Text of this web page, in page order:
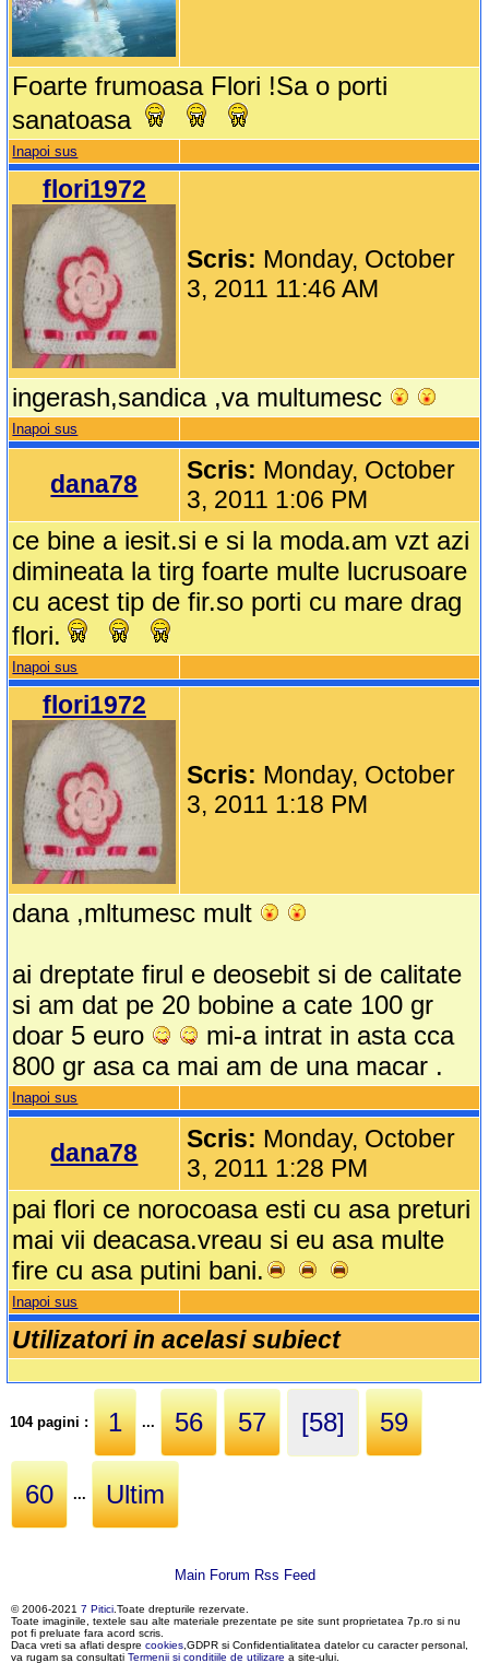
Foarte frumoasa Flori !Sa o porti
sanatoasa
Inapoi sus
flori1972
Scris: Monday, October
3, 2011 11:46 AM
ingerash,sandica ,va multumesc
Inapoi sus
dana78 Scris: Monday, October
3, 2011 1:06 PM
ce bine a iesit.si e si la moda.am vzt azi
dimineata la tirg foarte multe lucrusoare
cu acest tip de fir.so porti cu mare drag
flori.
Inapoi sus
flori1972
Scris: Monday, October
3, 2011 1:18 PM
dana ,mltumesc mult
ai dreptate firul e deosebit si de calitate
si am dat pe 20 bobine a cate 100 gr
doar 5 euro
mi-a intrat in asta cca
800 gr asa ca mai am de una macar .
Inapoi sus
dana78 Scris: Monday, October
3, 2011 1:28 PM
pai flori ce norocoasa esti cu asa preturi
mai vii deacasa.vreau si eu asa multe
fire cu asa putini bani.
Inapoi sus
Utilizatori in acelasi subiect
104 pagini : 1 ... 56 57 [58] 59
60 ... Ultim
Main Forum Rss Feed
© 2006-2021 7 Pitici.Toate drepturile rezervate.
Toate imaginile, textele sau alte materiale prezentate pe site sunt proprietatea 7p.ro si nu
pot fi preluate fara acord scris.
Daca vreti sa aflati despre cookies,GDPR si Confidentialitatea datelor cu caracter personal,
va rugam sa consultati Termenii si conditiile de utilizare a site-ului.